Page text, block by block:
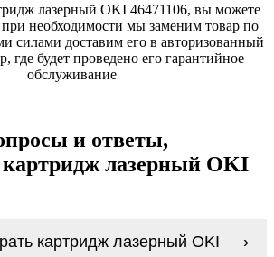
лазерный OKI 46471106, вы можете
необходимости мы заменим товар по
силами доставим его в авторизованный
где будет проведено его гарантийное
обслуживание
и ответы,
картридж лазерный OKI
картридж лазерный OKI